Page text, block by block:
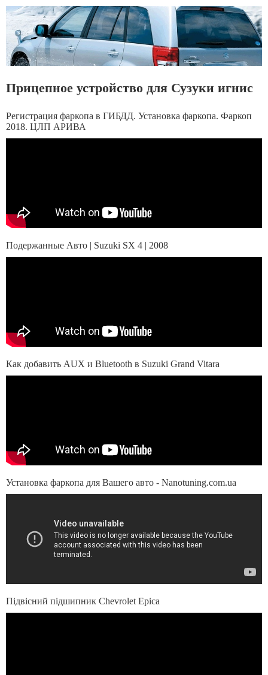
Прицепное устройство для Сузуки игнис
Регистрация фаркопа в ГИБДД. Установка фаркопа. Фаркоп
2018. ЦЛП АРИВА
Подержанные Aвто | Suzuki SX 4 | 2008
Как добавить AUX и Bluetooth в Suzuki Grand Vitara
Установка фаркопа для Вашего авто - Nanotuning.com.ua
Підвісний підшипник Chevrolet Epica